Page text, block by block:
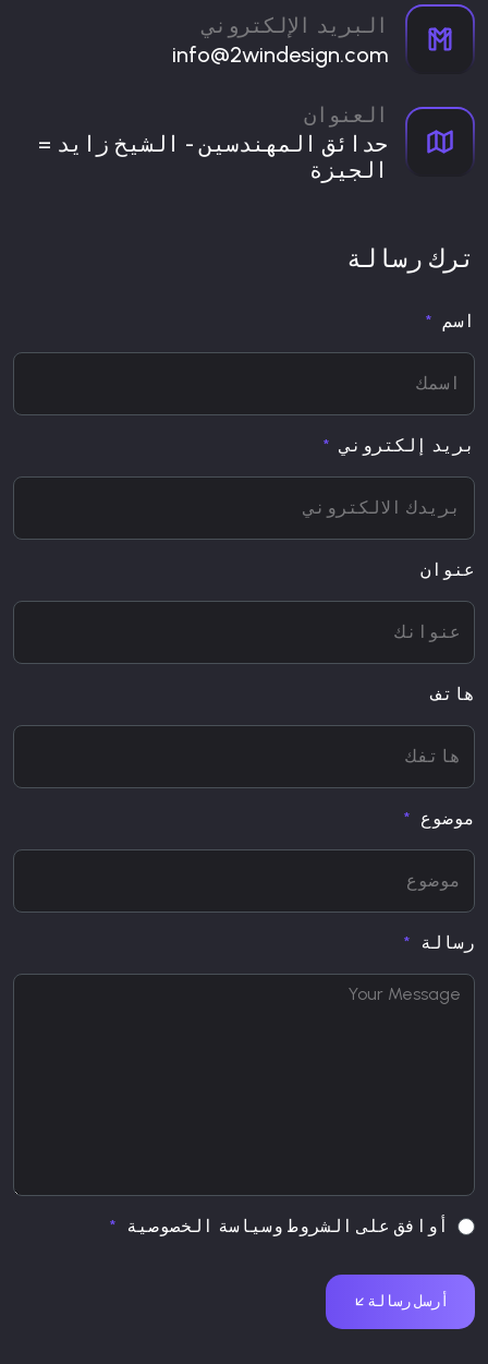
البريد الإلكتروني
info@2windesign.com
العنوان
حدائق المهندسين - الشيخ زايد =
الجيزة
ترك رسالة
اسم
بريد إلكتروني
عنوان
هاتف
موضوع
رسالة
أوافق على الشروط وسياسة الخصوصية
أرسل رسالة